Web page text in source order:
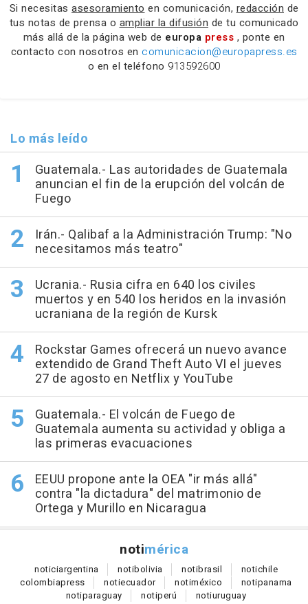
Si necesitas asesoramiento en comunicación, redacción de
tus notas de prensa o ampliar la difusión de tu comunicado
más allá de la página web de europa press , ponte en
contacto con nosotros en comunicacion@europapress.es
o en el teléfono 913592600
Lo más leído
Guatemala.- Las autoridades de Guatemala
anuncian el fin de la erupción del volcán de
Fuego
Irán.- Qalibaf a la Administración Trump: "No
necesitamos más teatro"
Ucrania.- Rusia cifra en 640 los civiles
muertos y en 540 los heridos en la invasión
ucraniana de la región de Kursk
Rockstar Games ofrecerá un nuevo avance
extendido de Grand Theft Auto VI el jueves
27 de agosto en Netflix y YouTube
Guatemala.- El volcán de Fuego de
Guatemala aumenta su actividad y obliga a
las primeras evacuaciones
EEUU propone ante la OEA "ir más allá"
contra "la dictadura" del matrimonio de
Ortega y Murillo en Nicaragua
notimérica
noticiargentina notibolivia notibrasil notichile
colombiapress notiecuador notiméxico notipanama
notiparaguay notiperú notiuruguay